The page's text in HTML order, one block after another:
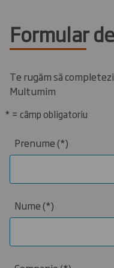
Formular
Te rugăm să
Multumim
* = câmp obligatoriu
Prenume
Nume